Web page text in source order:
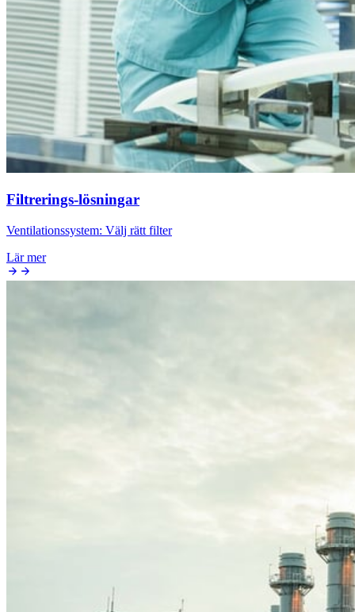
Filtrerings-lösningar
Ventilationssystem: Välj rätt filter
Lär mer